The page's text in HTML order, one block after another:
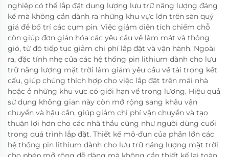
nghiệp có thể lắp đặt dung lượng lưu trữ năng lượng đáng
kể mà không cần dành ra những khu vực lớn trên sàn quý
giá để bố trí các cụm pin. Việc giảm diện tích chiếm chỗ
còn giúp đơn giản hóa các yêu cầu về làm mát và thông
gió, từ đó tiếp tục giảm chi phí lắp đặt và vận hành. Ngoài
ra, đặc tính nhẹ của các hệ thống pin lithium dành cho lưu
trữ năng lượng mặt trời làm giảm yêu cầu về tải trọng kết
cấu, giúp chúng thích hợp cho việc lắp đặt trên mái nhà
hoặc ở những khu vực có giới hạn về trọng lượng. Hiệu quả
sử dụng không gian này còn mở rộng sang khâu vận
chuyển và hậu cần, giúp giảm chi phí vận chuyển và tạo
thuận lợi hơn cho các nhà thầu cũng như người dùng cuối
trong quá trình lắp đặt. Thiết kế mô-đun của phần lớn các
hệ thống pin lithium dành cho lưu trữ năng lượng mặt trời